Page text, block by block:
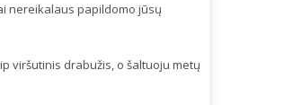
nereikalaus papildomo jūsų
viršutinis drabužis, o šaltuoju metų